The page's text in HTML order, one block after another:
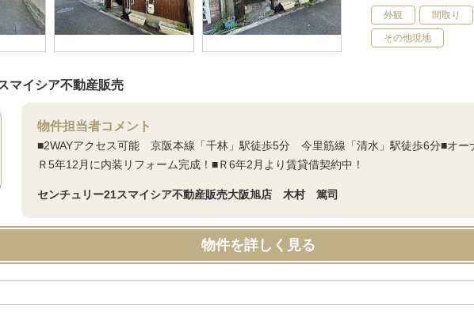
外観 間取り
その他現地
マイシア不動産販売
物件担当者コメント
■2WAYアクセス可能 京阪本線「千林」駅徒歩5分 今里筋線「清水」駅徒歩6分■オー
Ｒ5年12月に内装リフォーム完成！■Ｒ6年2月より賃貸借契約中！
センチュリー21スマイシア不動産販売大阪旭店 木村 篤司
物件を詳しく見る